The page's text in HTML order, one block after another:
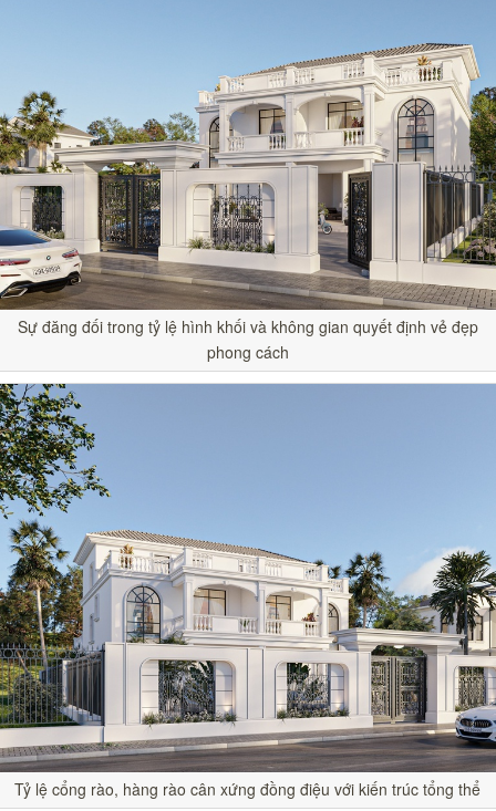
Sự đăng đối trong tỷ lệ hình khối và không gian quyết định vẻ đẹp
phong cách
Tỷ lệ cổng rào, hàng rào cân xứng đồng điệu với kiến trúc tổng thể